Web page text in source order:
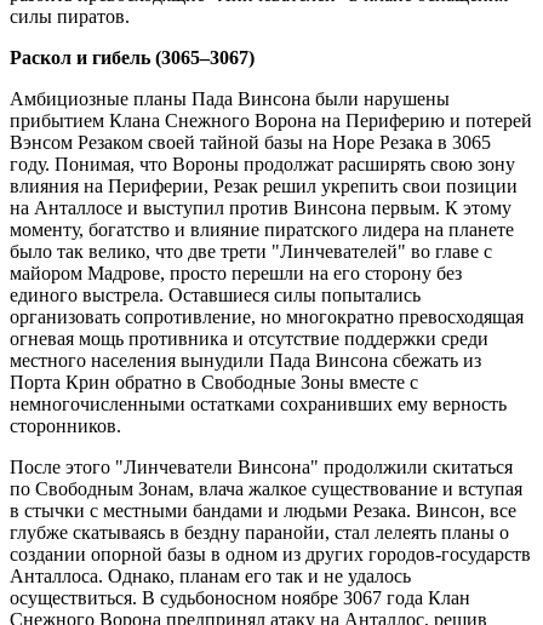
силы пиратов.
Раскол и гибель (3065–3067)
Амбициозные планы Пада Винсона были нарушены
прибытием Клана Снежного Ворона на Периферию и потерей
Вэнсом Резаком своей тайной базы на Норе Резака в 3065
году. Понимая, что Вороны продолжат расширять свою зону
влияния на Периферии, Резак решил укрепить свои позиции
на Анталлосе и выступил против Винсона первым. К этому
моменту, богатство и влияние пиратского лидера на планете
было так велико, что две трети "Линчевателей" во главе с
майором Мадрове, просто перешли на его сторону без
единого выстрела. Оставшиеся силы попытались
организовать сопротивление, но многократно превосходящая
огневая мощь противника и отсутствие поддержки среди
местного населения вынудили Пада Винсона сбежать из
Порта Крин обратно в Свободные Зоны вместе с
немногочисленными остатками сохранивших ему верность
сторонников.
После этого "Линчеватели Винсона" продолжили скитаться
по Свободным Зонам, влача жалкое существование и вступая
в стычки с местными бандами и людьми Резака. Винсон, все
глубже скатываясь в бездну паранойи, стал лелеять планы о
создании опорной базы в одном из других городов-государств
Анталлоса. Однако, планам его так и не удалось
осуществиться. В судьбоносном ноябре 3067 года Клан
Снежного Ворона предпринял атаку на Анталлос, решив